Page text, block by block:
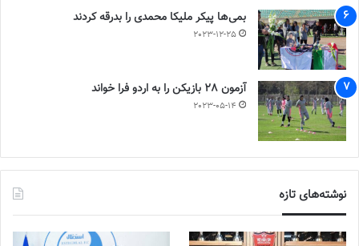
بمی‌ها پیکر ملیکا محمدی را بدرقه کردند
2023-12-25
آزمون 28 بازیکن را به اردو فرا خواند
2023-05-14
نوشته‌های تازه